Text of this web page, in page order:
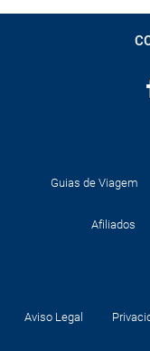
Guias de Viagem
Afiliados
Aviso Legal